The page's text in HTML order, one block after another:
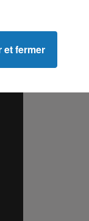
provocations
et fermer